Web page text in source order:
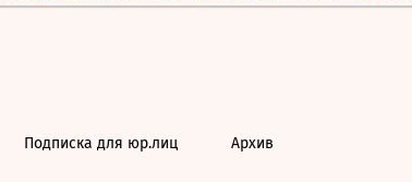
Подписка для юр.лиц Архив